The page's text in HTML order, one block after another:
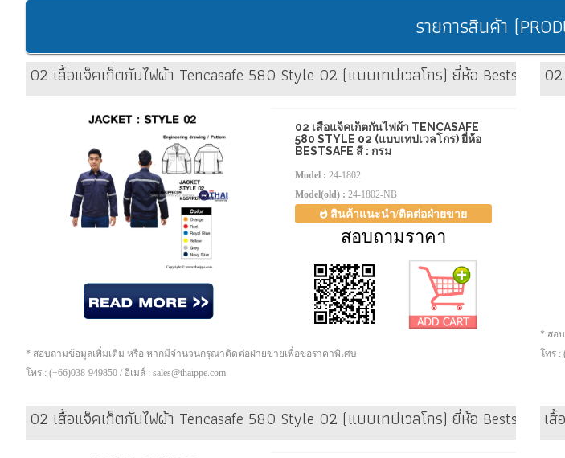
รายการสินค้า
02 เสื้อแจ็คเก็ตกันไฟผ้า Tencasafe 580 Style 02 (แบบเทปเวลโกร) ยี่ห้อ Bestsafe สี :
02 เสื้อแจ็คเก็ตกันไฟผ้า TENCASAFE
580 STYLE 02 (แบบเทปเวลโกร) ยี่ห้อ
BESTSAFE สี : กรม
Model : 24-1802
Model(old) : 24-1802-NB
สินค้าแนะนำ/ติดต่อฝ่ายขาย
สอบถามราคา
* สอบถามข้อมูลเพิ่มเติม หรือ หากมีจำนวนกรุณาติดต่อฝ่ายขายเพื่อขอราคาพิเศษ
โทร : (+66)038-949850 / อีเมล์ : sales@thaippe.com
* สอ
โทร :
02 เสื้อแจ็คเก็ตกันไฟผ้า Tencasafe 580 Style 02 (แบบเทปเวลโกร) ยี่ห้อ Bestsafe สี :
เ